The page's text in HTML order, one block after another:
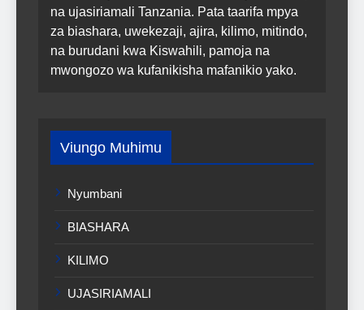
na ujasiriamali Tanzania. Pata taarifa mpya
za biashara, uwekezaji, ajira, kilimo, mitindo,
na burudani kwa Kiswahili, pamoja na
mwongozo wa kufanikisha mafanikio yako.
Viungo Muhimu
Nyumbani
BIASHARA
KILIMO
UJASIRIAMALI